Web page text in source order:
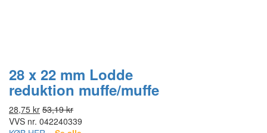
28 x 22 mm Lodde
reduktion muffe/muffe
28,75 kr 53,19 kr
VVS nr. 042240339